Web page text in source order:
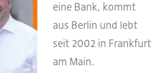
eine Bank, kommt
aus Berlin und lebt
seit 2002 in Frankfurt
am Main.